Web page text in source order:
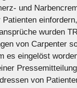
und
wurden
von Carpenter
es eingelöst
von